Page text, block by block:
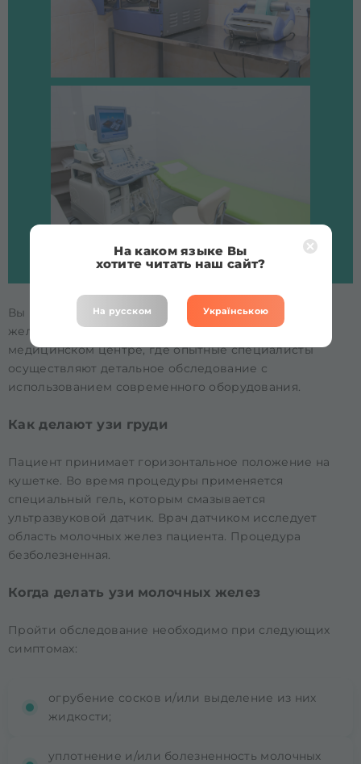
Вы можете получить качественное УЗИ молочных
желез на левом берегу города Киева в нашем
медицинском центре, где опытные специалисты
осуществляют детальное обследование с
использованием современного оборудования.
Как делают узи груди
Пациент принимает горизонтальное положение на
кушетке. Во время процедуры применяется
специальный гель, которым смазывается
ультразвуковой датчик. Врач датчиком исследует
область молочных желез пациента. Процедура
безболезненная.
Когда делать узи молочных желез
Пройти обследование необходимо при следующих
симптомах:
огрубение сосков и/или выделение из них
жидкости;
уплотнение и/или болезненность молочных
На каком языке Вы
хотите читать наш сайт?
На русском Українською